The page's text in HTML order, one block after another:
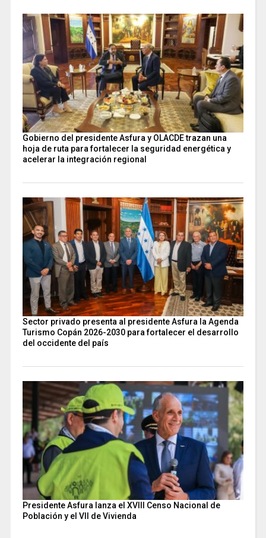
Gobierno del presidente Asfura y OLACDE trazan una
hoja de ruta para fortalecer la seguridad energética y
acelerar la integración regional
Sector privado presenta al presidente Asfura la Agenda
Turismo Copán 2026-2030 para fortalecer el desarrollo
del occidente del país
Presidente Asfura lanza el XVIII Censo Nacional de
Población y el VII de Vivienda